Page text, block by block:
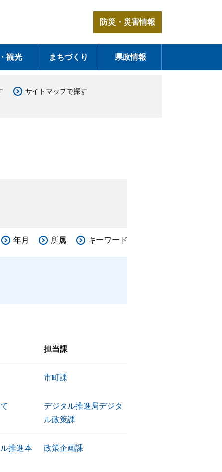
防災・災害情報
観光 まちづくり 県政情報
サイトマップで探す
年月 所属 キーワード
担当課
市町課
デジタル推進局デジタ
ル政策課
推進本
政策企画課